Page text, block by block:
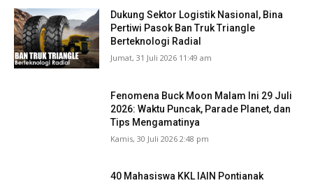
Dukung Sektor Logistik Nasional, Bina
Pertiwi Pasok Ban Truk Triangle
Berteknologi Radial
Jumat, 31 Juli 2026 11:49 am
Fenomena Buck Moon Malam Ini 29 Juli
2026: Waktu Puncak, Parade Planet, dan
Tips Mengamatinya
Kamis, 30 Juli 2026 2:48 pm
40 Mahasiswa KKL IAIN Pontianak